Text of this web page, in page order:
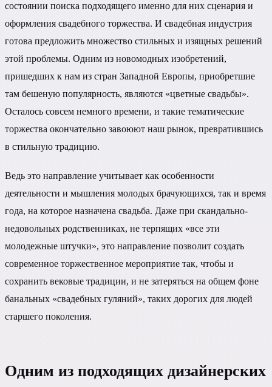
состоянии поиска подходящего именно для них сценария и
оформления свадебного торжества. И свадебная индустрия
готова предложить множество стильных и изящных решений
этой проблемы. Одним из новомодных изобретений,
пришедших к нам из стран Западной Европы, приобретшие
там бешеную популярность, являются «цветные свадьбы».
Осталось совсем немного времени, и такие тематические
торжества окончательно завоюют наш рынок, превратившись
в стильную традицию.
Ведь это направление учитывает как особенности
деятельности и мышления молодых брачующихся, так и время
года, на которое назначена свадьба. Даже при скандально-
недовольных родственниках, не терпящих «все эти
молодежные штучки», это направление позволит создать
современное торжественное мероприятие так, чтобы и
сохранить вековые традиции, и не затеряться на общем фоне
банальных «свадебных гуляний», таких дорогих для людей
старшего поколения.
Одним из подходящих дизайнерских